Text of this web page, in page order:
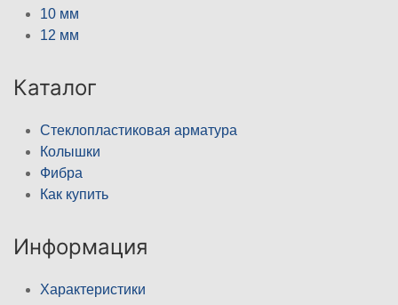
10 мм
12 мм
Каталог
Стеклопластиковая арматура
Колышки
Фибра
Как купить
Информация
Характеристики